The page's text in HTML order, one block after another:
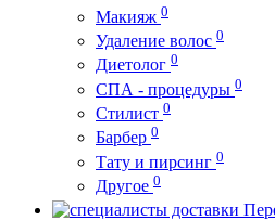
Макияж 0
Удаление волос 0
Диетолог 0
СПА - процедуры 0
Стилист 0
Барбер 0
Тату и пирсинг 0
Другое 0